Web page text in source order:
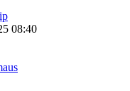
08:40